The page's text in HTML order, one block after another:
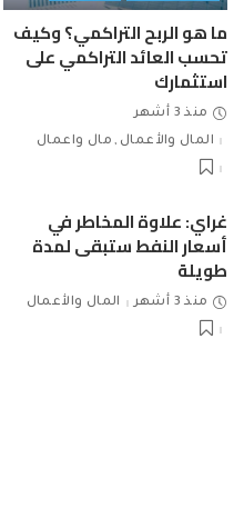
ما هو الربح التراكمي؟ وكيف
تحسب العائد التراكمي على
استثمارك
منذ 3 أشهر
المال والأعمال
مال واعمال
غراي: علاوة المخاطر في
أسعار النفط ستبقى لمدة
طويلة
منذ 3 أشهر المال والأعمال